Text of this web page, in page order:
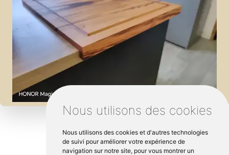
Nous utilisons des cookies
Nous utilisons des cookies et d'autres technologies
de suivi pour améliorer votre expérience de
navigation sur notre site, pour vous montrer un